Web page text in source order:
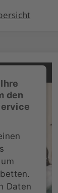
den
Daten